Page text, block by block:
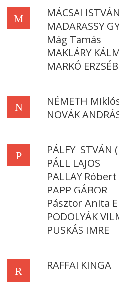
M
MÁCSAI ISTVÁN
MADARASSY
Mág Tamás
MAKLÁRY
MARKÓ
N
NÉMETH
NOVÁK
P
PÁLFY ISTVÁN
PÁLL LAJOS
PALLAY Róbert
PAPP GÁBOR
Pásztor Anita
PODOLYÁK
PUSKÁS IMRE
R RAFFAI KINGA